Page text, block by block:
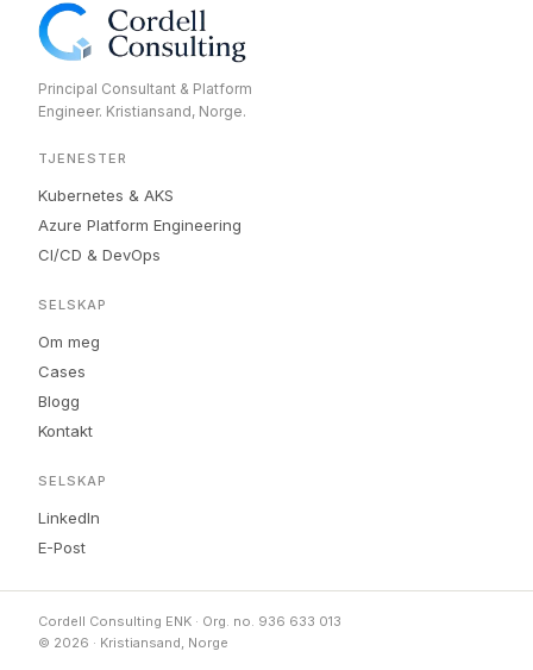
Principal Consultant & Platform
Engineer. Kristiansand, Norge.
TJENESTER
Kubernetes & AKS
Azure Platform Engineering
CI/CD & DevOps
SELSKAP
Om meg
Cases
Blogg
Kontakt
SELSKAP
LinkedIn
E-Post
Cordell Consulting ENK · Org. no. 936 633 013
© 2026 · Kristiansand, Norge